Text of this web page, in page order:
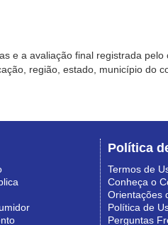
e a avaliação final registrada pelo
região, estado, município do
Política
Termos de
Conheça o
Orientações
Política de
Perguntas